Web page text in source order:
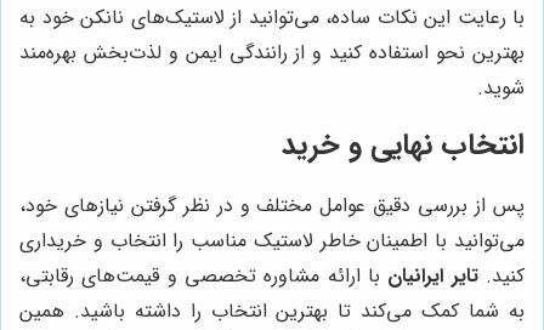
با رعایت این نکات ساده، می‌توانید از لاستیک‌های نانکن خود به
بهترین نحو استفاده کنید و از رانندگی ایمن و لذت‌بخش بهره‌مند
شوید.
انتخاب نهایی و خرید
پس از بررسی دقیق عوامل مختلف و در نظر گرفتن نیازهای خود،
می‌توانید با اطمینان خاطر لاستیک مناسب را انتخاب و خریداری
کنید.تایر ایرانیان با ارائه مشاوره تخصصی و قیمت‌های رقابتی،
به شما کمک می‌کند تا بهترین انتخاب را داشته باشید. همین